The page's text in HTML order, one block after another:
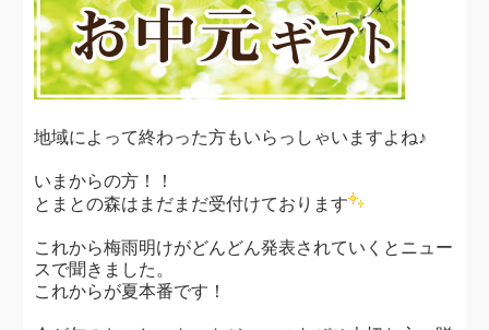
地域によって終わった方もいらっしゃいますよね♪
いまからの方！！
とまとの森はまだまだ受付けております
これから梅雨明けがどんどん発表されていくとニュー
スで聞きました。
これからが夏本番です！